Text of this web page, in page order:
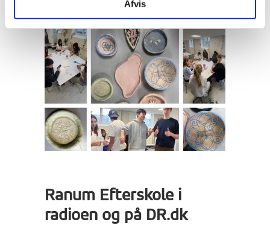
Afvis
Ranum Efterskole i
radioen og på DR.dk